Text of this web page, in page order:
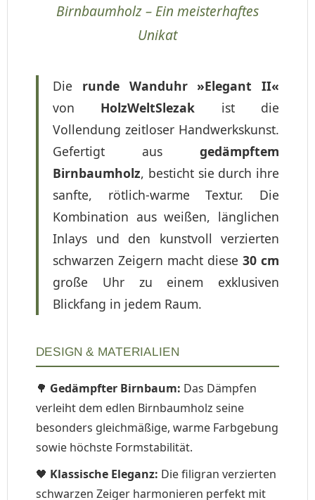
Birnbaumholz – Ein meisterhaftes
Unikat
Die runde Wanduhr »Elegant II«
von HolzWeltSlezak ist die
Vollendung zeitloser Handwerkskunst.
Gefertigt aus gedämpftem
Birnbaumholz, besticht sie durch ihre
sanfte, rötlich-warme Textur. Die
Kombination aus weißen, länglichen
Inlays und den kunstvoll verzierten
schwarzen Zeigern macht diese 30 cm
große Uhr zu einem exklusiven
Blickfang in jedem Raum.
DESIGN & MATERIALIEN
🌳 Gedämpfter Birnbaum: Das Dämpfen
verleiht dem edlen Birnbaumholz seine
besonders gleichmäßige, warme Farbgebung
sowie höchste Formstabilität.
🖤 Klassische Eleganz: Die filigran verzierten
schwarzen Zeiger harmonieren perfekt mit